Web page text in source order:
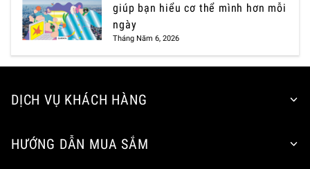
giúp bạn hiểu cơ thể mình hơn mỗi
ngày
Tháng Năm 6, 2026
DỊCH VỤ KHÁCH HÀNG
HƯỚNG DẪN MUA SẮM